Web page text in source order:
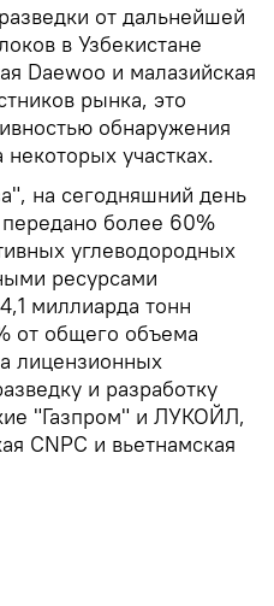
от дальнейшей
в Узбекистане
Daewoo и малазийская
рынка, это
обнаружения
участках.
на сегодняшний день
более 60%
углеводородных
ресурсами
миллиарда тонн
от общего объема
лицензионных
и разработку
"Газпром" и ЛУКОЙЛ,
CNPC и вьетнамская